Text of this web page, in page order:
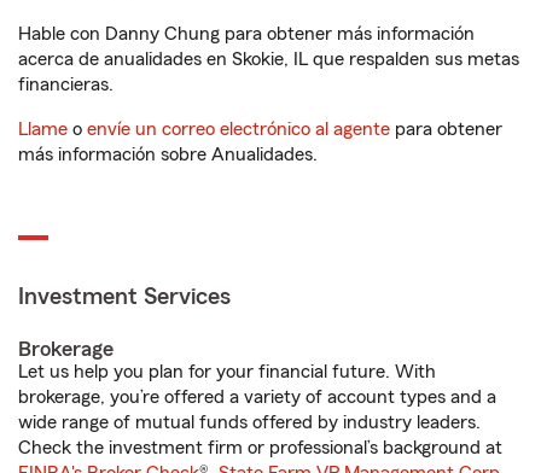
Hable con Danny Chung para obtener más información
acerca de anualidades en Skokie, IL que respalden sus metas
financieras.
Llame o envíe un correo electrónico al agente para obtener
más información sobre Anualidades.
Investment Services
Brokerage
Let us help you plan for your financial future. With
brokerage, you’re offered a variety of account types and a
wide range of mutual funds offered by industry leaders.
Check the investment firm or professional’s background at